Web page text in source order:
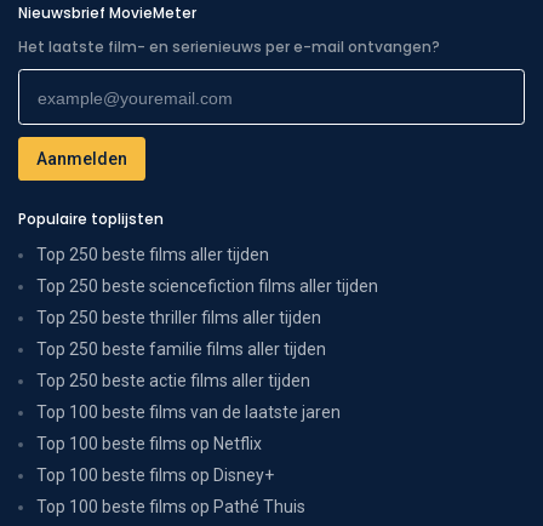
Nieuwsbrief MovieMeter
Het laatste film- en serienieuws per e-mail ontvangen?
Populaire toplijsten
Top 250 beste films aller tijden
Top 250 beste sciencefiction films aller tijden
Top 250 beste thriller films aller tijden
Top 250 beste familie films aller tijden
Top 250 beste actie films aller tijden
Top 100 beste films van de laatste jaren
Top 100 beste films op Netflix
Top 100 beste films op Disney+
Top 100 beste films op Pathé Thuis